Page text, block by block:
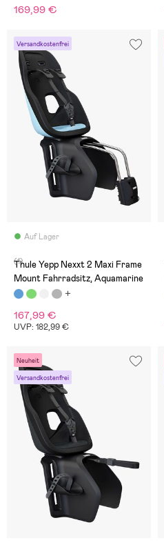
169,99 €
Versandkostenfrei
Auf Lager
(1)
Thule Yepp Nexxt 2 Maxi Frame
Mount Fahrradsitz, Aquamarine
167,99 €
UVP: 182,99 €
Neuheit
Versandkostenfrei